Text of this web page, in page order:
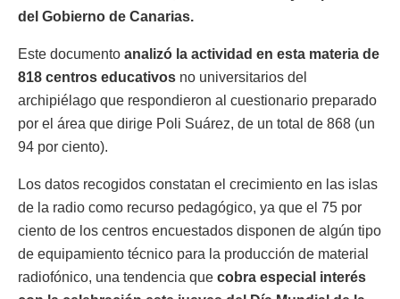
del Gobierno de Canarias.
Este documento analizó la actividad en esta materia de
818 centros educativos no universitarios del
archipiélago que respondieron al cuestionario preparado
por el área que dirige Poli Suárez, de un total de 868 (un
94 por ciento).
Los datos recogidos constatan el crecimiento en las islas
de la radio como recurso pedagógico, ya que el 75 por
ciento de los centros encuestados disponen de algún tipo
de equipamiento técnico para la producción de material
radiofónico, una tendencia que cobra especial interés